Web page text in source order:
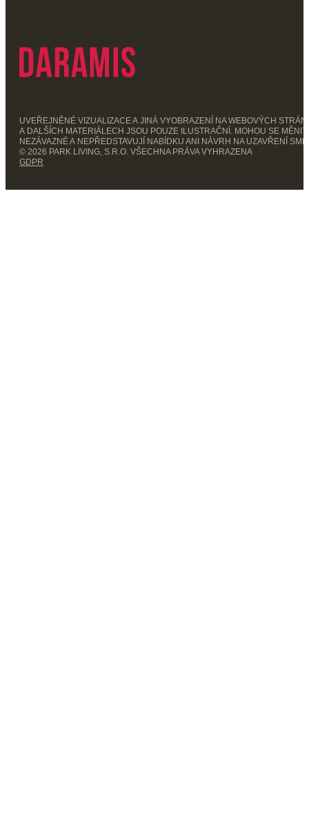
UVEŘEJNĚNÉ VIZUALIZACE A JINÁ VYOBRAZENÍ NA WEBOVÝCH
A DALŠÍCH MATERIÁLECH JSOU POUZE ILUSTRAČNÍ. MOHOU SE
NEZÁVAZNÉ A NEPŘEDSTAVUJÍ NABÍDKU ANI NÁVRH NA UZAVŘENÍ
© 2026 PARK LIVING, S.R.O. VŠECHNA PRÁVA VYHRAZENA
GDPR